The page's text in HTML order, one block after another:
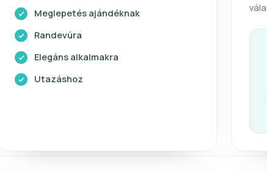
Meglepetés ajándéknak
Randevúra
Elegáns alkalmakra
Utazáshoz